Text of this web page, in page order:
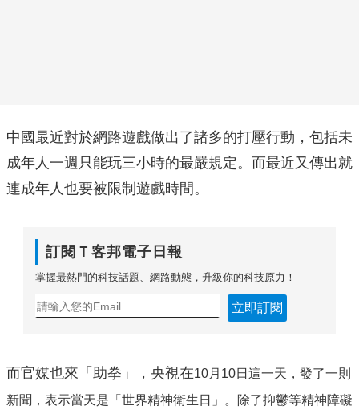
中國最近對於網路遊戲做出了諸多的打壓行動，包括未
成年人一週只能玩三小時的最嚴規定。而最近又傳出就
連成年人也要被限制遊戲時間。
訂閱Ｔ客邦電子日報
掌握最熱門的科技話題、網路動態，升級你的科技原力！
立即訂閱
而官媒也來「助拳」，央視在10月10日這一天，發了一則
新聞，表示當天是「世界精神衛生日」。除了抑鬱等精神障礙